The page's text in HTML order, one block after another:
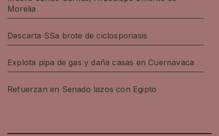
Morelia
Descarta SSa brote de ciclosporiasis
Explota pipa de gas y daña casas en Cuernavaca
Refuerzan en Senado lazos con Egipto